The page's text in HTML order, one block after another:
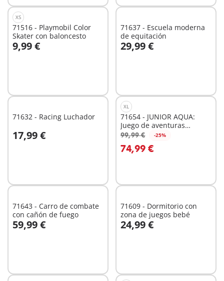
XS
71516 - Playmobil Color
Skater con baloncesto
9,99 €
A la cesta
71637 - Escuela moderna
de equitación
29,99 €
A la cesta
71632 - Racing Luchador
17,99 €
A la cesta
XL
71654 - JUNIOR AQUA:
Juego de aventuras
acuáticas
99,99 € -25%
74,99 €
A la cesta
71643 - Carro de combate
con cañón de fuego
59,99 €
A la cesta
71609 - Dormitorio con
zona de juegos bebé
24,99 €
A la cesta